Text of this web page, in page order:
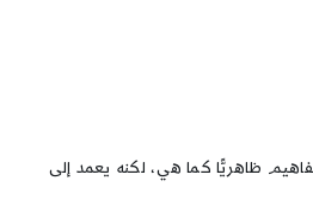
ظاهريًّا كما هي، لكنه يعمد إلى